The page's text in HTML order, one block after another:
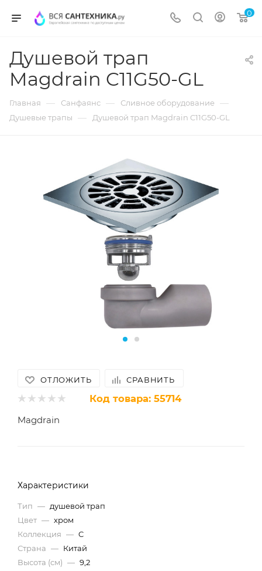
0
Душевой трап
Magdrain C11G50-GL
Главная — Санфаянс — Сливное оборудование —
Душевые трапы — Душевой трап Magdrain C11G50-GL
ОТЛОЖИТЬ СРАВНИТЬ
Код товара: 55714
Magdrain
Характеристики
Тип — душевой трап
Цвет — хром
Коллекция — C
Страна — Китай
Высота (см) — 9,2